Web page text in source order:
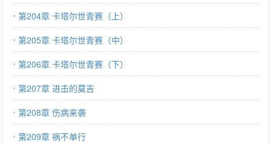
第204章 卡塔尔世青赛（上）
第205章 卡塔尔世青赛（中）
第206章 卡塔尔世青赛（下）
第207章 进击的莫吉
第208章 伤病来袭
第209章 祸不单行